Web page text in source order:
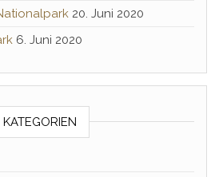
20. Juni 2020
6. Juni 2020
KATEGORIEN